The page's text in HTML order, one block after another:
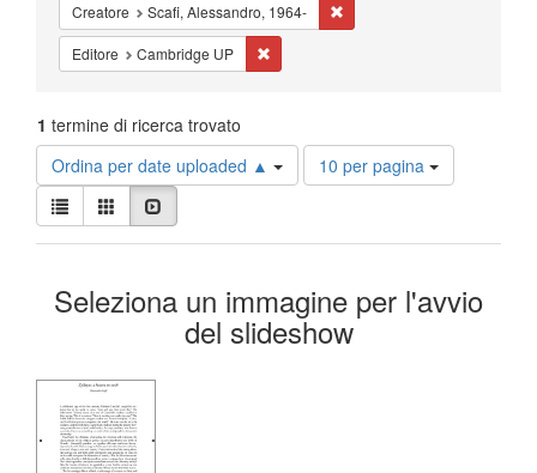
Creatore Scafi, Alessandro, 1964-
Editore Cambridge UP
1 termine di ricerca trovato
Ordina per date uploaded ▲
Risultati
per
10 per pagina
Visualizza
i
risultati
Lista Galleria
Risultati
della
Seleziona un immagine per l'avvio
del slideshow